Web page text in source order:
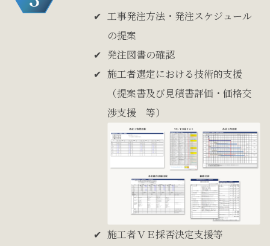
工事発注方法・発注スケジュール
の提案
発注図書の確認
施工者選定における技術的支援
（提案書及び見積書評価・価格交
渉支援 等）
施工者ＶＥ採否決定支援等